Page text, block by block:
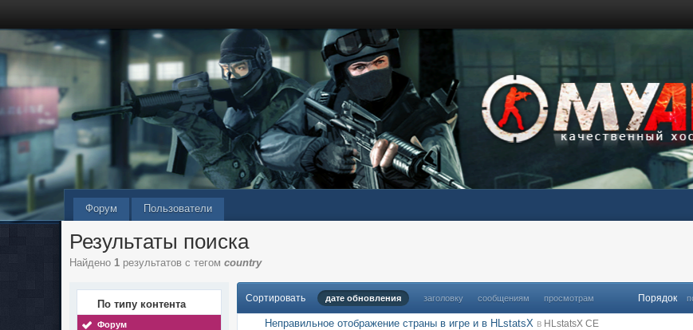
Форум Пользователи
Результаты поиска
Найдено 1 результатов с тегомcountry
По типу контента
Форум
Сортировать дате обновления заголовку сообщениям просмотрам Порядок
Неправильное отображение страны в игре и в HLstatsX в HLstatsX CE